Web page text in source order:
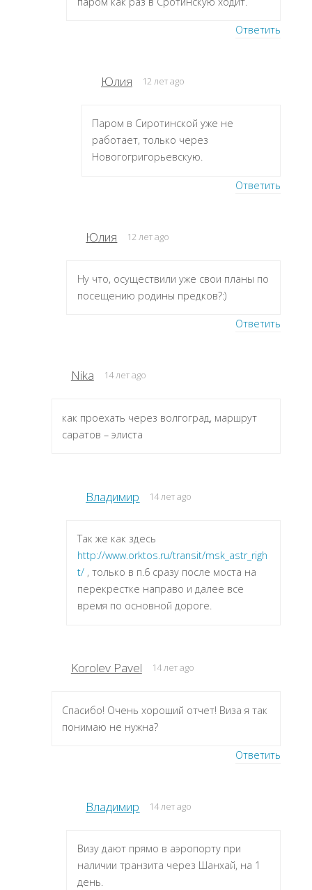
Ответить
Юлия 12 лет ago
Паром в Сиротинской уже не
работает, только через
Новогогригорьевскую.
Ответить
Юлия 12 лет ago
Ну что, осуществили уже свои планы по
посещению родины предков?:)
Ответить
Nika 14 лет ago
как проехать через волгоград, маршрут
саратов – элиста
Владимир 14 лет ago
Так же как здесь
http://www.orktos.ru/transit/msk_astr_righ
t/, только в п.6 сразу после моста на
перекрестке направо и далее все
время по основной дороге.
Korolev Pavel 14 лет ago
Спасибо! Очень хороший отчет! Виза я так
понимаю не нужна?
Ответить
Владимир 14 лет ago
Визу дают прямо в аэропорту при
наличии транзита через Шанхай, на 1
день.